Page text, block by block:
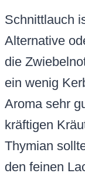
Schnittlauch
Alternative
die
ein wenig
Aroma sehr
kräftigen
Thymian
den feinen